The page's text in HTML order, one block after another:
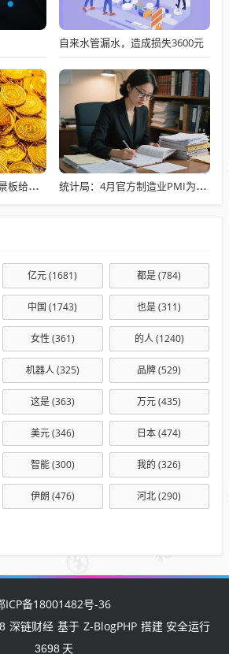
自来水管漏水，造成损失3600元
中国驻美大使：两大背景板给中美经贸关系发展带来新的重要机遇 统计局：4月官方制造业PMI为50.3% 比上月下降0.1个百分点
亿元(1681) 都是(784)
中国 (1743) 也是(311)
女性 (361) 的人(1240)
机器人(325) 品牌(529)
这是(363) 万元(435)
美元(346) 日本(474)
智能(300) 我的 (326)
伊朗 (476) 河北(290)
ICP备18001482号-36
深链财经 基于 Z-BlogPHP 搭建 安全运行
3698 天